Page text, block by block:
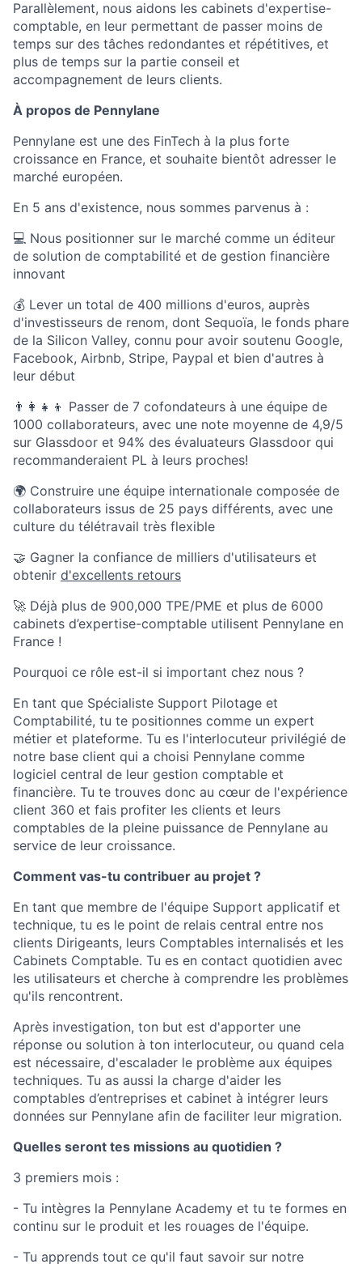
Parallèlement, nous aidons les cabinets d'expertise-
comptable, en leur permettant de passer moins de
temps sur des tâches redondantes et répétitives, et
plus de temps sur la partie conseil et
accompagnement de leurs clients.
À propos de Pennylane
Pennylane est une des FinTech à la plus forte
croissance en France, et souhaite bientôt adresser le
marché européen.
En 5 ans d'existence, nous sommes parvenus à :
💻 Nous positionner sur le marché comme un éditeur
de solution de comptabilité et de gestion financière
innovant
💰 Lever un total de 400 millions d'euros, auprès
d'investisseurs de renom, dont Sequoïa, le fonds phare
de la Silicon Valley, connu pour avoir soutenu Google,
Facebook, Airbnb, Stripe, Paypal et bien d'autres à
leur début
👨‍👩‍👧‍👦 Passer de 7 cofondateurs à une équipe de
1000 collaborateurs, avec une note moyenne de 4,9/5
sur Glassdoor et 94% des évaluateurs Glassdoor qui
recommanderaient PL à leurs proches!
🌍 Construire une équipe internationale composée de
collaborateurs issus de 25 pays différents, avec une
culture du télétravail très flexible
🤝 Gagner la confiance de milliers d'utilisateurs et
obtenir d'excellents retours
🚀 Déjà plus de 900,000 TPE/PME et plus de 6000
cabinets d’expertise-comptable utilisent Pennylane en
France !
Pourquoi ce rôle est-il si important chez nous ?
En tant que Spécialiste Support Pilotage et
Comptabilité, tu te positionnes comme un expert
métier et plateforme. Tu es l'interlocuteur privilégié de
notre base client qui a choisi Pennylane comme
logiciel central de leur gestion comptable et
financière. Tu te trouves donc au cœur de l'expérience
client 360 et fais profiter les clients et leurs
comptables de la pleine puissance de Pennylane au
service de leur croissance.
Comment vas-tu contribuer au projet ?
En tant que membre de l'équipe Support applicatif et
technique, tu es le point de relais central entre nos
clients Dirigeants, leurs Comptables internalisés et les
Cabinets Comptable. Tu es en contact quotidien avec
les utilisateurs et cherche à comprendre les problèmes
qu'ils rencontrent.
Après investigation, ton but est d'apporter une
réponse ou solution à ton interlocuteur, ou quand cela
est nécessaire, d'escalader le problème aux équipes
techniques. Tu as aussi la charge d'aider les
comptables d’entreprises et cabinet à intégrer leurs
données sur Pennylane afin de faciliter leur migration.
Quelles seront tes missions au quotidien ?
3 premiers mois :
- Tu intègres la Pennylane Academy et tu te formes en
continu sur le produit et les rouages de l'équipe.
- Tu apprends tout ce qu'il faut savoir sur notre